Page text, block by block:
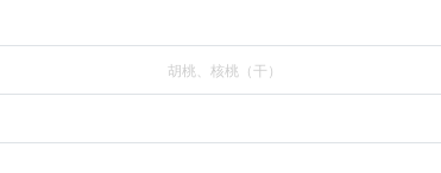
胡桃、核桃（干）